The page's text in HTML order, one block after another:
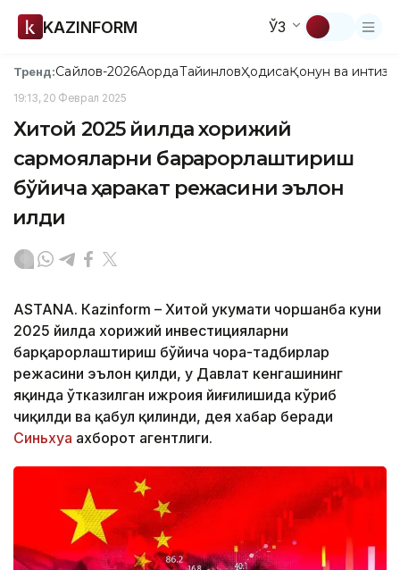
KAZINFORM ЎЗ
Тренд:Сайлов-2026АқордаТайинловҲодисаҚонун ва
19:13, 20 Феврал 2025
Хитой 2025 йилда хорижий
сармояларни барқарорлаштириш
бўйича ҳаракат режасини эълон
қилди
ASTANА. Кazinform – Хитой ҳукумати чоршанба куни
2025 йилда хорижий инвестицияларни
барқарорлаштириш бўйича чора-тадбирлар
режасини эълон қилди, у Давлат кенгашининг
яқинда ўтказилган ижроия йиғилишида кўриб
чиқилди ва қабул қилинди, дея хабар беради
Синьхуа ахборот агентлиги.